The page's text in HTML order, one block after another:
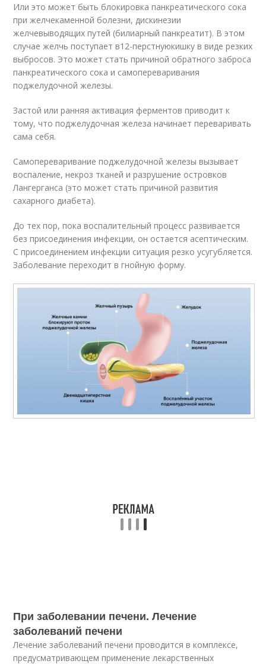
Или это может быть блокировка панкреатического сока
при желчекаменной болезни, дискинезии
желчевыводящих путей (билиарный панкреатит). В этом
случае желчь поступает в12-перстнуюкишку в виде резких
выбросов. Это может стать причиной обратного заброса
панкреатического сока и самопереваривания
поджелудочной железы.
Застой или ранняя активация ферментов приводит к
тому, что поджелудочная железа начинает переваривать
сама себя.
Самопереваривание поджелудочной железы вызывает
воспаление, некроз тканей и разрушение островков
Лангерганса (это может стать причиной развития
сахарного диабета).
До тех пор, пока воспалительный процесс развивается
без присоединения инфекции, он остается асептическим.
С присоединением инфекции ситуация резко усугубляется.
Заболевание переходит в гнойную форму.
При заболевании печени. Лечение
заболеваний печени
Лечение заболеваний печени проводится в комплексе,
предусматривающем применение лекарственных